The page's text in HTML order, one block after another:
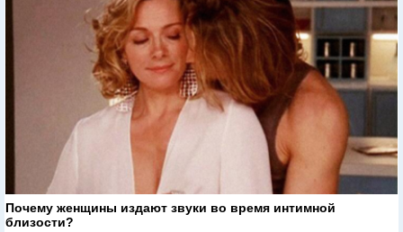
Почему женщины издают звуки во время интимной
близости?